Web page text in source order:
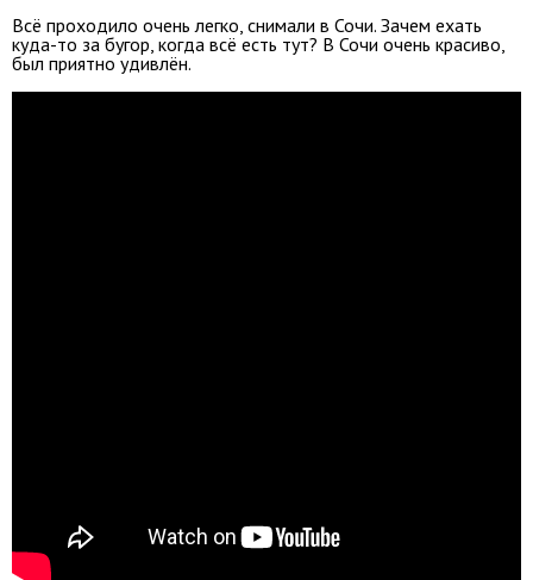
Всё проходило очень легко, снимали в Сочи. Зачем ехать
куда-то за бугор, когда всё есть тут? В Сочи очень красиво,
был приятно удивлён.